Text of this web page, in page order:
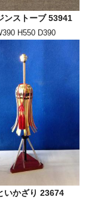
ンストーブ 53941
H550 D390
いかざり 23674